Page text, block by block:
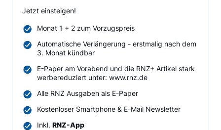
Jetzt einsteigen!
Monat 1 + 2 zum Vorzugspreis
Automatische Verlängerung - erstmalig nach dem
3. Monat kündbar
E-Paper am Vorabend und die RNZ+ Artikel stark
werbereduziert unter: www.rnz.de
Alle RNZ Ausgaben als E-Paper
Kostenloser Smartphone & E-Mail Newsletter
Inkl. RNZ-App